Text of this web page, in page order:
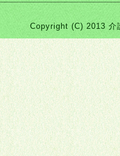
Copyright (C) 2013 介